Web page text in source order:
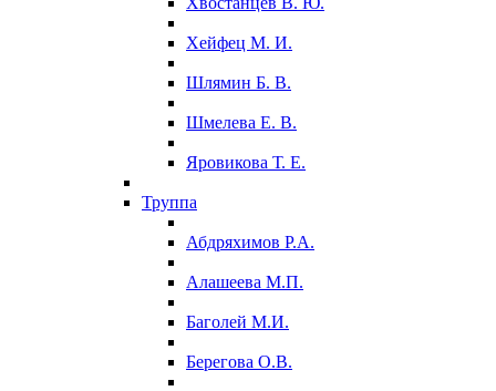
Хейфец М. И.
Шлямин Б. В.
Шмелева Е. В.
Яровикова Т. Е.
Труппа
Абдряхимов Р.А.
Алашеева М.П.
Баголей М.И.
Берегова О.В.